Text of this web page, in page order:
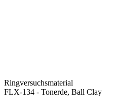
Ringversuchsmaterial
FLX-134 - Tonerde, Ball Clay